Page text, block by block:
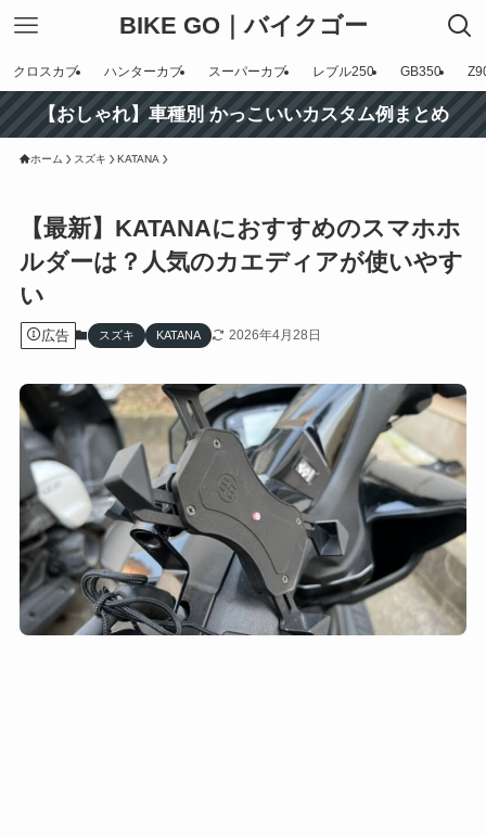
BIKE GO｜バイクゴー
クロスカブ ハンターカブ スーパーカブ レブル250 GB350
【おしゃれ】車種別 かっこいいカスタム例まとめ
ホーム スズキ KATANA
【最新】KATANAにおすすめのスマホホ
ルダーは？人気のカエディアが使いやす
い
広告 スズキ KATANA 2026年4月28日